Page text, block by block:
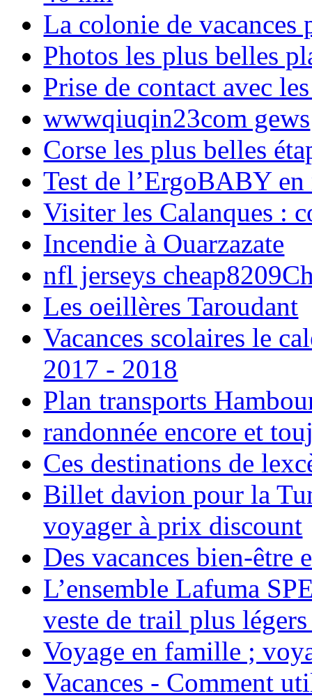
La colonie de vacances
Photos les plus belles
Prise de contact avec
wwwqiuqin23com gews
Corse les plus belles
Test de l’ErgoBABY en
Visiter les Calanques :
Incendie à Ouarzazate
nfl jerseys
Les oeillères Taroudant
Vacances scolaires le
2017 - 2018
Plan transports
randonnée encore et
Ces destinations de
Billet davion pour la
voyager à prix discount
Des vacances bien-être
L’ensemble Lafuma
veste de trail plus
Voyage en famille ;
Vacances - Comment